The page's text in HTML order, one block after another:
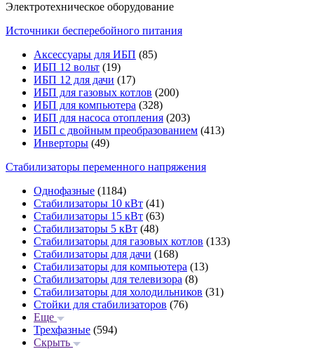
Электротехническое оборудование
Источники бесперебойного питания
Аксессуары для ИБП (85)
ИБП 12 вольт (19)
ИБП 12 для дачи (17)
ИБП для газовых котлов (200)
ИБП для компьютера (328)
ИБП для насоса отопления (203)
ИБП с двойным преобразованием (413)
Инверторы (49)
Стабилизаторы переменного напряжения
Однофазные (1184)
Стабилизаторы 10 кВт (41)
Стабилизаторы 15 кВт (63)
Стабилизаторы 5 кВт (48)
Стабилизаторы для газовых котлов (133)
Стабилизаторы для дачи (168)
Стабилизаторы для компьютера (13)
Стабилизаторы для телевизора (8)
Стабилизаторы для холодильников (31)
Стойки для стабилизаторов (76)
Еще
Трехфазные (594)
Скрыть